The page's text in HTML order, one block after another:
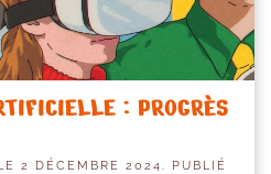
: PROGRÈS
2 DÉCEMBRE 2024. PUBLIÉ